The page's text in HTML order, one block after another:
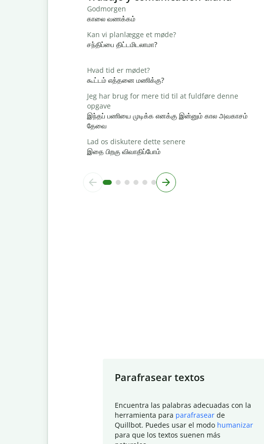
Godmorgen
காலை வணக்கம்
Kan vi planlægge et møde?
சந்திப்பை திட்டமிடலாமா?
Hvad tid er mødet?
கூட்டம் எத்தனை மணிக்கு?
Jeg har brug for mere tid til at fuldføre denne
opgave
இந்தப் பணியை முடிக்க எனக்கு இன்னும் கால அவகாசம்
தேவை
Lad os diskutere dette senere
இதை பிறகு விவாதிப்போம்
Parafrasear textos
Encuentra las palabras adecuadas con la
herramienta para parafrasear de
Quillbot. Puedes usar el modo humanizar
para que los textos suenen más